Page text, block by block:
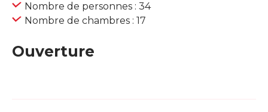
Nombre de personnes : 34
Nombre de chambres : 17
Ouverture